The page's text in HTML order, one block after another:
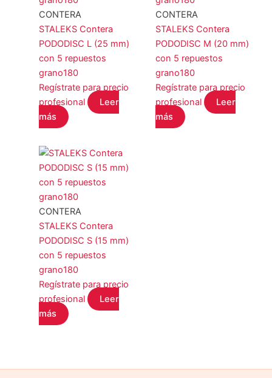
PEGGY SAGE
STALEKS (3)
YOSHI(0)
COLOR del producto
EFECTO del producto
CONTERA
STALEKS Contera
PODODISC L (25 mm)
con 5 repuestos
grano180
Regístrate para precio
profesional
Leer
más
CONTERA
STALEKS Contera
PODODISC M (20 mm)
con 5 repuestos
grano180
Regístrate para precio
profesional
Leer
más
CONTERA
STALEKS Contera
PODODISC S (15 mm)
con 5 repuestos
grano180
Regístrate para precio
profesional
Leer
más